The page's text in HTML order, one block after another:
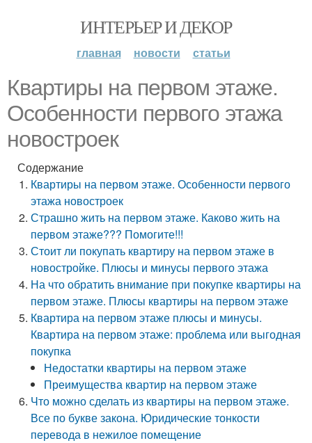
ИНТЕРЬЕР И ДЕКОР
главная новости статьи
Квартиры на первом этаже.
Особенности первого этажа
новостроек
Содержание
Квартиры на первом этаже. Особенности первого
этажа новостроек
Страшно жить на первом этаже. Каково жить на
первом этаже??? Помогите!!!
Стоит ли покупать квартиру на первом этаже в
новостройке. Плюсы и минусы первого этажа
На что обратить внимание при покупке квартиры на
первом этаже. Плюсы квартиры на первом этаже
Квартира на первом этаже плюсы и минусы.
Квартира на первом этаже: проблема или выгодная
покупка
Недостатки квартиры на первом этаже
Преимущества квартир на первом этаже
Что можно сделать из квартиры на первом этаже.
Все по букве закона. Юридические тонкости
перевода в нежилое помещение